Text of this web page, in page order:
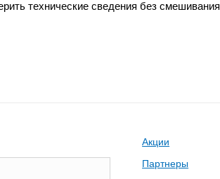
технические сведения без смешивания
Акции
Партнеры